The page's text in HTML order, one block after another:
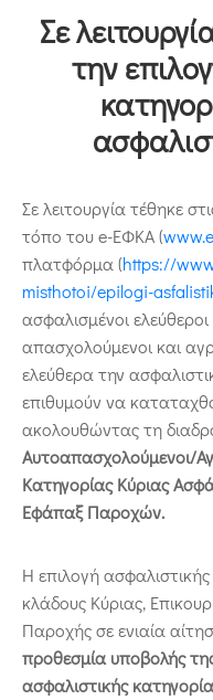
Σε
την
Σε λειτουργία τέθηκε
τόπο του e-ΕΦΚΑ (
πλατφόρμα (https://
misthotoi/epilogi-
ασφαλισμένοι
απασχολούμενοι και
ελεύθερα την
επιθυμούν να
ακολουθώντας τη
Αυτοαπασχολούμενοι/
Κατηγορίας Κύριας
Εφάπαξ Παροχών.
Η επιλογή
κλάδους Κύριας,
Παροχής σε ενιαία
προθεσμία υποβολής
ασφαλιστικής